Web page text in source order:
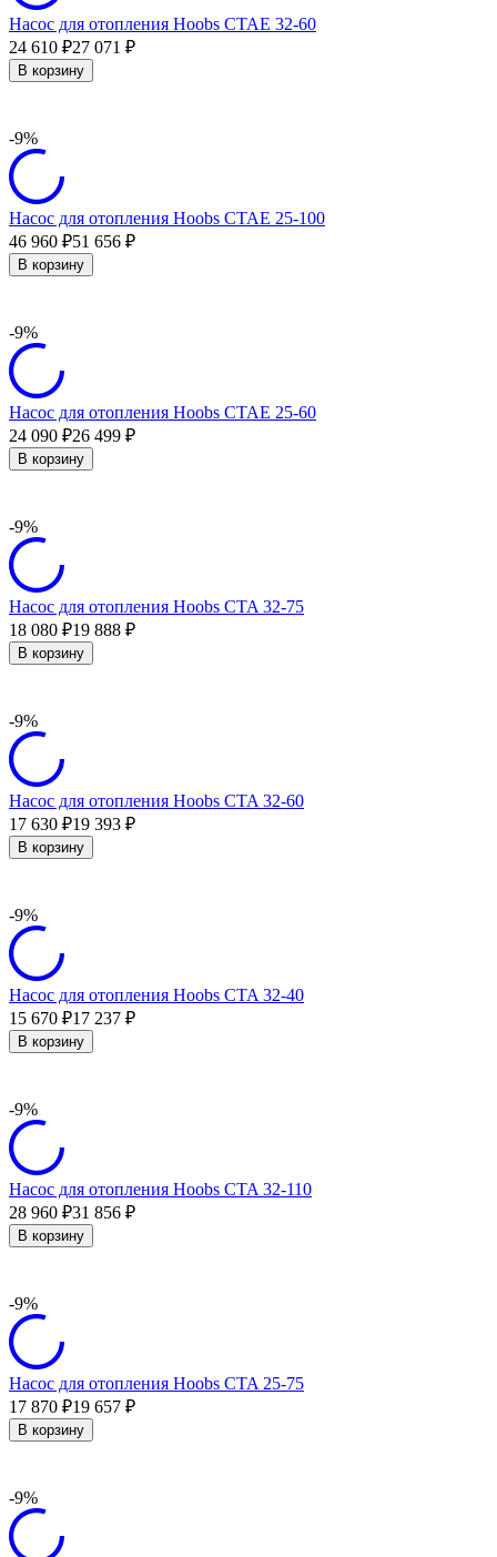
Насос для отопления Hoobs CTAE 32-60
24 610 ₽27 071 ₽
В корзину
-9%
Насос для отопления Hoobs CTAE 25-100
46 960 ₽51 656 ₽
В корзину
-9%
Насос для отопления Hoobs CTAE 25-60
24 090 ₽26 499 ₽
В корзину
-9%
Насос для отопления Hoobs CTA 32-75
18 080 ₽19 888 ₽
В корзину
-9%
Насос для отопления Hoobs CTA 32-60
17 630 ₽19 393 ₽
В корзину
-9%
Насос для отопления Hoobs CTA 32-40
15 670 ₽17 237 ₽
В корзину
-9%
Насос для отопления Hoobs CTA 32-110
28 960 ₽31 856 ₽
В корзину
-9%
Насос для отопления Hoobs CTA 25-75
17 870 ₽19 657 ₽
В корзину
-9%